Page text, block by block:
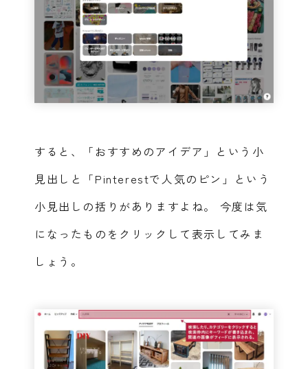
すると、「おすすめのアイデア」という小
見出しと「Pinterestで人気のピン」という
小見出しの括りがありますよね。
今度は気
になったものをクリックして表示してみま
しょう。